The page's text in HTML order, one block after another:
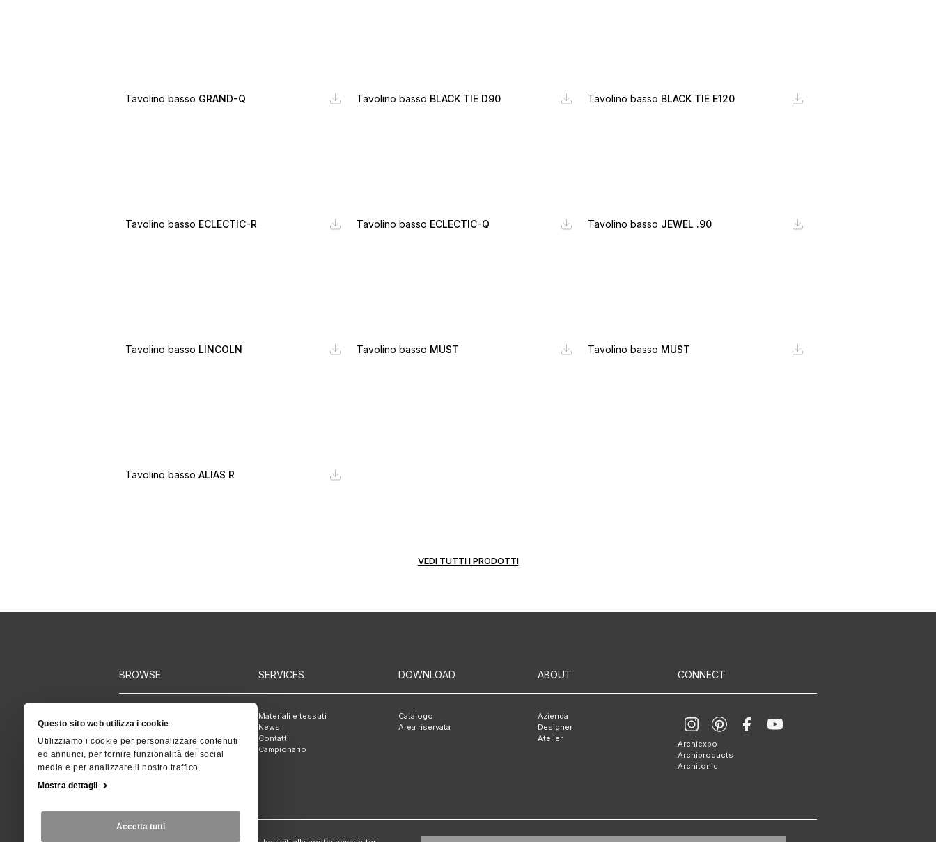
Questo sito web utilizza i cookie
Utilizziamo i cookie per personalizzare contenuti
ed annunci, per fornire funzionalità dei social
media e per analizzare il nostro traffico.
Mostra dettagli
Accetta tutti
Tavolino basso GRAND-Q Tavolino basso BLACK TIE D90 Tavolino basso BLACK TIE E120
Tavolino basso ECLECTIC-R Tavolino basso ECLECTIC-Q Tavolino basso JEWEL .90
Tavolino basso LINCOLN Tavolino basso MUST Tavolino basso MUST
Tavolino basso ALIAS R
VEDI TUTTI I PRODOTTI
BROWSE
Ambienti
SERVICES
Materiali e tessuti
News
Contatti
Campionario
DOWNLOAD
Catalogo
Area riservata
ABOUT
Azienda
Designer
Atelier
CONNECT
Archiexpo
Archiproducts
Architonic